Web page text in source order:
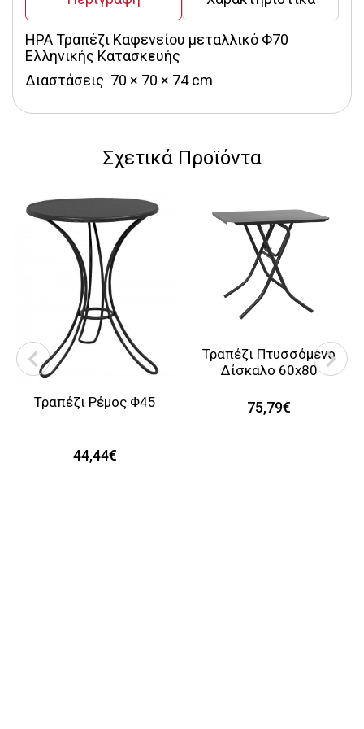
ΗΡΑ Τραπέζι Καφενείου μεταλλικό Φ70
Ελληνικής Κατασκευής
Διαστάσεις  70 × 70 × 74 cm
Σχετικά Προϊόντα
Τραπέζι Ρέμος Φ45
44,44€
Τραπέζι Πτυσσόμενο
Δίσκαλο 60x80
75,79€